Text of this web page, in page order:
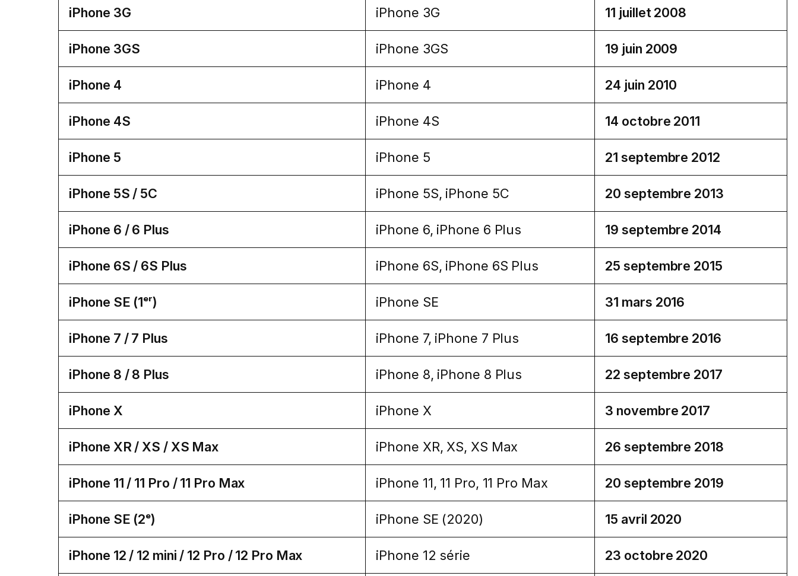
iPhone 3G iPhone 3G 11 juillet 2008
iPhone 3GS iPhone 3GS 19 juin 2009
iPhone 4 iPhone 4 24 juin 2010
iPhone 4S iPhone 4S 14 octobre 2011
iPhone 5 iPhone 5 21 septembre 2012
iPhone 5S / 5C iPhone 5S, iPhone 5C 20 septembre 2013
iPhone 6 / 6 Plus iPhone 6, iPhone 6 Plus 19 septembre 2014
iPhone 6S / 6S Plus iPhone 6S, iPhone 6S Plus 25 septembre 2015
iPhone SE (1ᵉʳ) iPhone SE 31 mars 2016
iPhone 7 / 7 Plus iPhone 7, iPhone 7 Plus 16 septembre 2016
iPhone 8 / 8 Plus iPhone 8, iPhone 8 Plus 22 septembre 2017
iPhone X iPhone X 3 novembre 2017
iPhone XR / XS / XS Max iPhone XR, XS, XS Max 26 septembre 2018
iPhone 11 / 11 Pro / 11 Pro Max iPhone 11, 11 Pro, 11 Pro Max 20 septembre 2019
iPhone SE (2ᵉ) iPhone SE (2020) 15 avril 2020
iPhone 12 / 12 mini / 12 Pro / 12 Pro Max iPhone 12 série 23 octobre 2020